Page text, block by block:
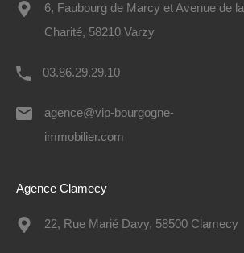
6, Faubourg de Marcy et Avenue de la
Charité, 58210 Varzy
03.86.29.29.10
agence@vip-bourgogne-
immobilier.com
Agence Clamecy
22, Rue Marié Davy, 58500 Clamecy